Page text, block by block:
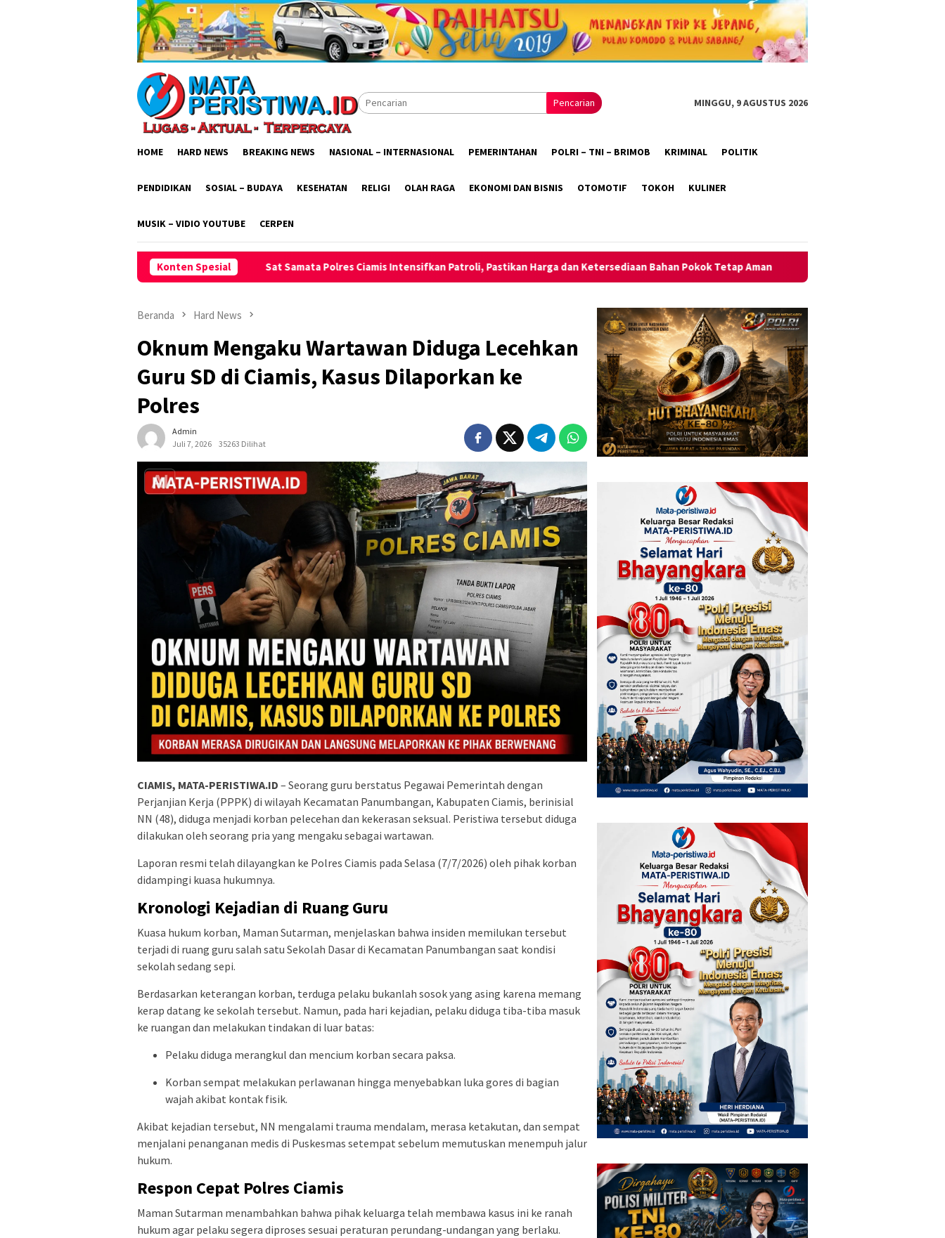
Pencarian MINGGU, 9 AGUSTUS 2026
HOME HARD NEWS BREAKING NEWS NASIONAL – INTERNASIONAL PEMERINTAHAN POLRI – TNI – BRIMOB KRIMINAL POLITIK
PENDIDIKAN SOSIAL – BUDAYA KESEHATAN RELIGI OLAH RAGA EKONOMI DAN BISNIS OTOMOTIF TOKOH KULINER
MUSIK – VIDIO YOUTUBE CERPEN
Konten Spesial
Sat Samata Polres Ciamis Intensifkan Patroli, Pastikan Harga dan Ketersediaan Bahan Pokok Tetap Aman Polsek Kawali Pastikan Jalan Sehat HUT RI ke-81 di
Beranda Hard News
Oknum Mengaku Wartawan Diduga Lecehkan
Guru SD di Ciamis, Kasus Dilaporkan ke
Polres
Admin
Juli 7, 2026
35263 Dilihat
CIAMIS, MATA-PERISTIWA.ID – Seorang guru berstatus Pegawai Pemerintah dengan
Perjanjian Kerja (PPPK) di wilayah Kecamatan Panumbangan, Kabupaten Ciamis, berinisial
NN (48), diduga menjadi korban pelecehan dan kekerasan seksual. Peristiwa tersebut diduga
dilakukan oleh seorang pria yang mengaku sebagai wartawan.
Laporan resmi telah dilayangkan ke Polres Ciamis pada Selasa (7/7/2026) oleh pihak korban
didampingi kuasa hukumnya.
Kronologi Kejadian di Ruang Guru
Kuasa hukum korban, Maman Sutarman, menjelaskan bahwa insiden memilukan tersebut
terjadi di ruang guru salah satu Sekolah Dasar di Kecamatan Panumbangan saat kondisi
sekolah sedang sepi.
Berdasarkan keterangan korban, terduga pelaku bukanlah sosok yang asing karena memang
kerap datang ke sekolah tersebut. Namun, pada hari kejadian, pelaku diduga tiba-tiba masuk
ke ruangan dan melakukan tindakan di luar batas:
Pelaku diduga merangkul dan mencium korban secara paksa.
Korban sempat melakukan perlawanan hingga menyebabkan luka gores di bagian
wajah akibat kontak fisik.
Akibat kejadian tersebut, NN mengalami trauma mendalam, merasa ketakutan, dan sempat
menjalani penanganan medis di Puskesmas setempat sebelum memutuskan menempuh jalur
hukum.
Respon Cepat Polres Ciamis
Maman Sutarman menambahkan bahwa pihak keluarga telah membawa kasus ini ke ranah
hukum agar pelaku segera diproses sesuai peraturan perundang-undangan yang berlaku.